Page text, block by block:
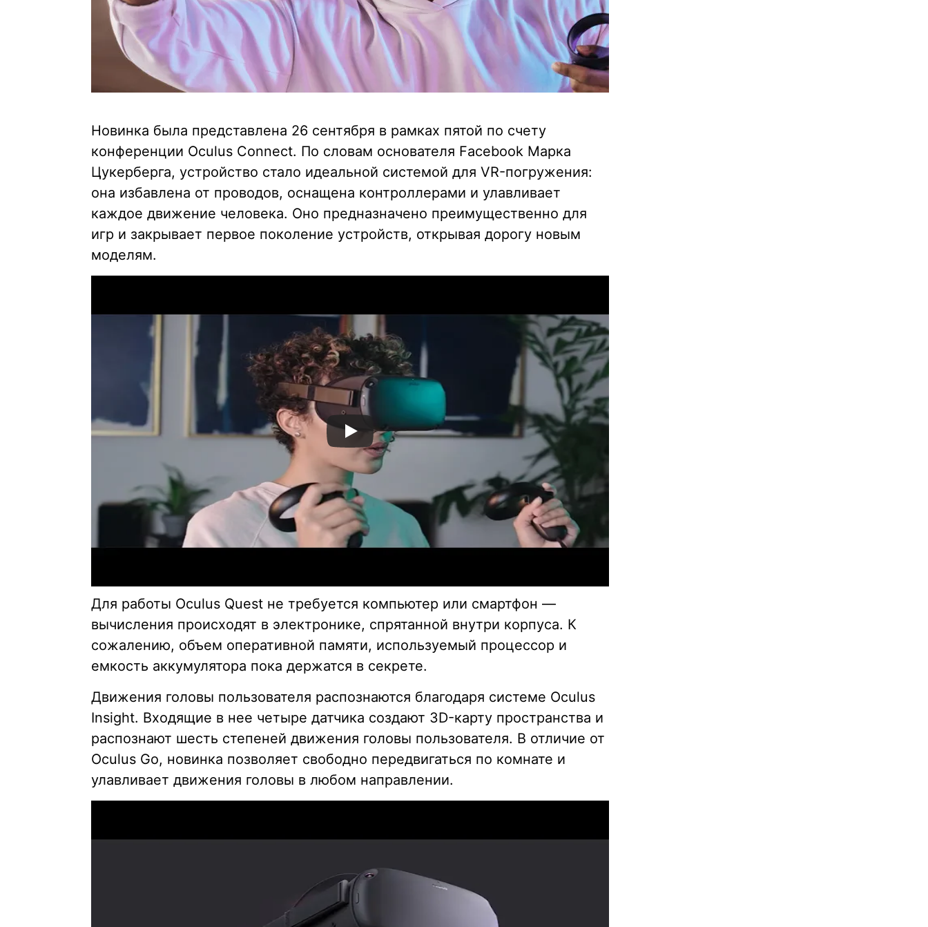
Новинка была представлена 26 сентября в рамках пятой по счету
конференции Oculus Connect. По словам основателя Facebook Марка
Цукерберга, устройство стало идеальной системой для VR-погружения:
она избавлена от проводов, оснащена контроллерами и улавливает
каждое движение человека. Оно предназначено преимущественно для
игр и закрывает первое поколение устройств, открывая дорогу новым
моделям.
Для работы Oculus Quest не требуется компьютер или смартфон —
вычисления происходят в электронике, спрятанной внутри корпуса. К
сожалению, объем оперативной памяти, используемый процессор и
емкость аккумулятора пока держатся в секрете.
Движения головы пользователя распознаются благодаря системе Oculus
Insight. Входящие в нее четыре датчика создают 3D-карту пространства и
распознают шесть степеней движения головы пользователя. В отличие от
Oculus Go, новинка позволяет свободно передвигаться по комнате и
улавливает движения головы в любом направлении.